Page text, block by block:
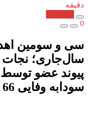
دقیقه
0
سی و سومین
سال‌جاری؛ نجات
پیوند عضو
سودابه وفایی 66 ساله ،ساکن تهران